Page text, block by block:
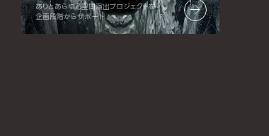
ありとあらゆる空間演出プロジェクトを
企画段階からサポート